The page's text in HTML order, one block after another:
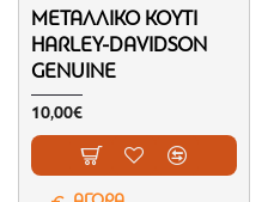
ΜΕΤΑΛΛΙΚΌ ΚΟΥΤΊ
HARLEY-DAVIDSON
GENUINE
10,00€